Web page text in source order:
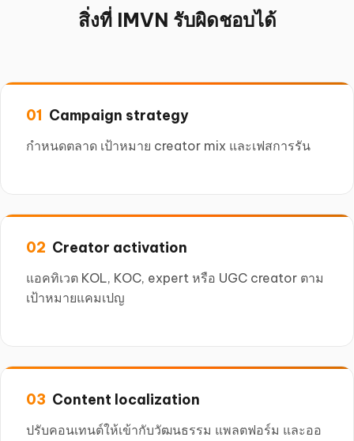
สิ่งที่ IMVN รับผิดชอบได้
Campaign strategy
กำหนดตลาด เป้าหมาย creator mix และเฟสการรัน
Creator activation
แอคทิเวต KOL, KOC, expert หรือ UGC creator ตาม
เป้าหมายแคมเปญ
Content localization
ปรับคอนเทนต์ให้เข้ากับวัฒนธรรม แพลตฟอร์ม และออ